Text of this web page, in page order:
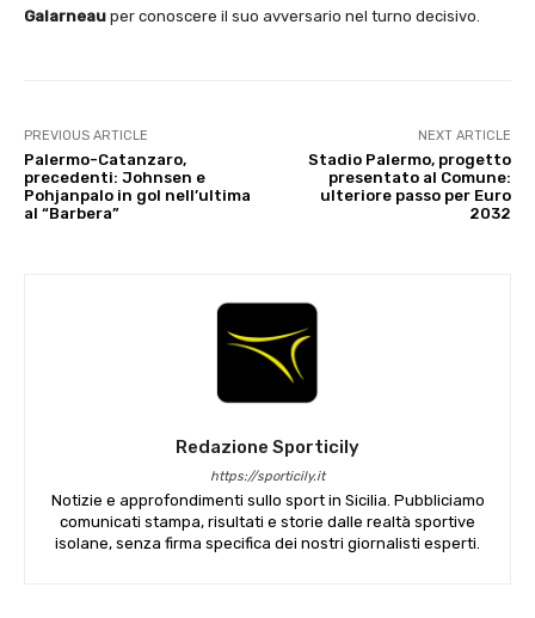
Galarneau per conoscere il suo avversario nel turno decisivo.
PREVIOUS ARTICLE
Palermo-Catanzaro,
precedenti: Johnsen e
Pohjanpalo in gol nell’ultima
al “Barbera”
NEXT ARTICLE
Stadio Palermo, progetto
presentato al Comune:
ulteriore passo per Euro
2032
Redazione Sporticily
https://sporticily.it
Notizie e approfondimenti sullo sport in Sicilia. Pubbliciamo
comunicati stampa, risultati e storie dalle realtà sportive
isolane, senza firma specifica dei nostri giornalisti esperti.